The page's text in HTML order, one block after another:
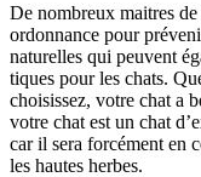
De nombreux maitres
ordonnance pour
naturelles qui peuvent
tiques pour les chats.
choisissez, votre chat a
votre chat est un chat
car il sera forcément en
les hautes herbes.